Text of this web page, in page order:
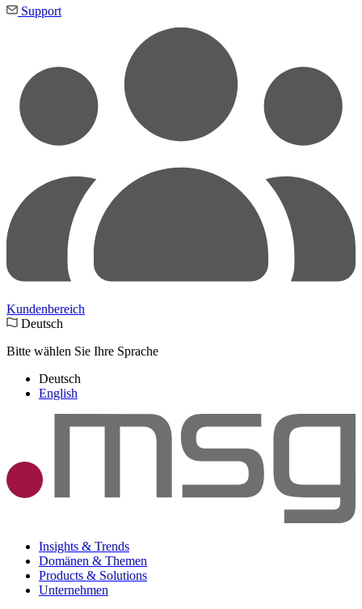
Support
Kundenbereich
Deutsch
Bitte wählen Sie Ihre Sprache
Deutsch
English
Insights & Trends
Domänen & Themen
Products & Solutions
Unternehmen